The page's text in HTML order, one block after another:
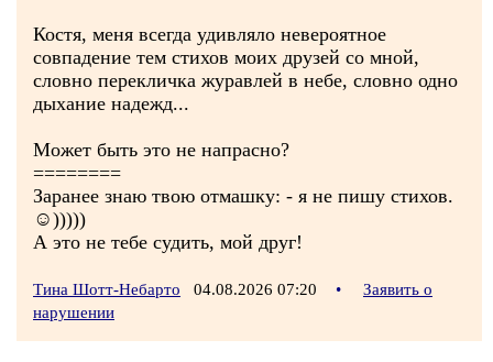
Костя, меня всегда удивляло невероятное
совпадение тем стихов моих друзей со мной,
словно перекличка журавлей в небе, словно одно
дыхание надежд...
Может быть это не напрасно?
========
Заранее знаю твою отмашку: - я не пишу стихов.
☺)))))
А это не тебе судить, мой друг!
Тина Шотт-Небарто 04.08.2026 07:20 •
Заявить о
нарушении